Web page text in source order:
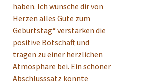
haben. Ich wünsche dir von
Herzen alles Gute zum
Geburtstag“ verstärken die
positive Botschaft und
tragen zu einer herzlichen
Atmosphäre bei. Ein schöner
Abschlusssatz könnte